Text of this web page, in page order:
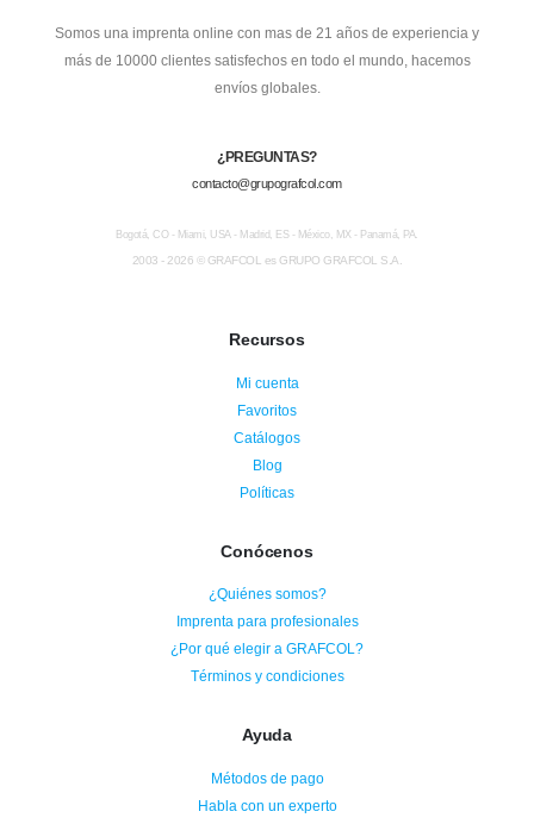
Somos una imprenta online con mas de 21 años de experiencia y
más de 10000 clientes satisfechos en todo el mundo, hacemos
envíos globales.
¿PREGUNTAS?
contacto@grupografcol.com
Bogotá, CO - Miami, USA - Madrid, ES - México, MX - Panamá, PA.
2003 - 2026 © GRAFCOL es GRUPO GRAFCOL S.A.
Recursos
Mi cuenta
Favoritos
Catálogos
Blog
Políticas
Conócenos
¿Quiénes somos?
Imprenta para profesionales
¿Por qué elegir a GRAFCOL?
Términos y condiciones
Ayuda
Métodos de pago
Habla con un experto